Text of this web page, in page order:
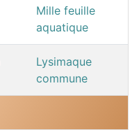
Mille feuille
aquatique
Lysimaque
commune